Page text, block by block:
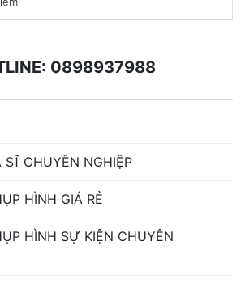
0898937988
SĨ CHUYÊN NGHIỆP
HÌNH GIÁ RẺ
HÌNH SỰ KIỆN CHUYÊN